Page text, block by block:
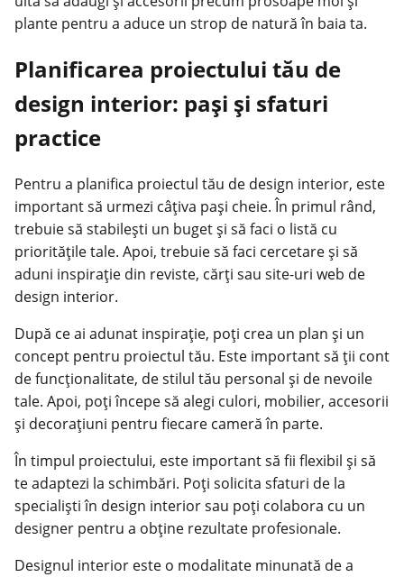
plante pentru a aduce un strop de natură în baia ta.
Planificarea proiectului tău de
design interior: pași și sfaturi
practice
Pentru a planifica proiectul tău de design interior, este
important să urmezi câțiva pași cheie. În primul rând,
trebuie să stabilești un buget și să faci o listă cu
prioritățile tale. Apoi, trebuie să faci cercetare și să
aduni inspirație din reviste, cărți sau site-uri web de
design interior.
După ce ai adunat inspirație, poți crea un plan și un
concept pentru proiectul tău. Este important să ții cont
de funcționalitate, de stilul tău personal și de nevoile
tale. Apoi, poți începe să alegi culori, mobilier, accesorii
și decorațiuni pentru fiecare cameră în parte.
În timpul proiectului, este important să fii flexibil și să
te adaptezi la schimbări. Poți solicita sfaturi de la
specialiști în design interior sau poți colabora cu un
designer pentru a obține rezultate profesionale.
Designul interior este o modalitate minunată de a